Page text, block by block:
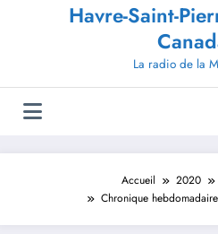
Havre-Saint-
La radio de la
Accueil 2020
Chronique